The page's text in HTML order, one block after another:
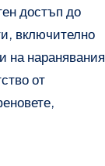
достъп до
включително
на наранявания
от